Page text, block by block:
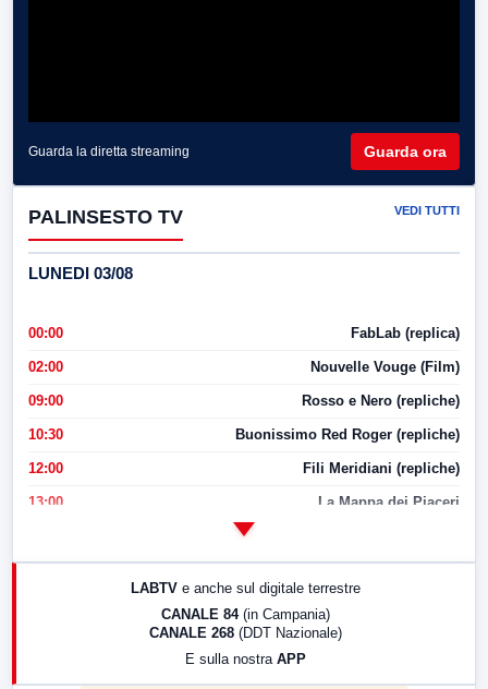
Guarda la diretta streaming Guarda ora
PALINSESTO TV VEDI TUTTI
LUNEDI 03/08
00:00 FabLab (replica)
02:00 Nouvelle Vouge (Film)
09:00 Rosso e Nero (repliche)
10:30 Buonissimo Red Roger (repliche)
12:00 Fili Meridiani (repliche)
13:00 La Mappa dei Piaceri
LABTV e anche sul digitale terrestre
CANALE 84 (in Campania)
CANALE 268 (DDT Nazionale)
E sulla nostra APP